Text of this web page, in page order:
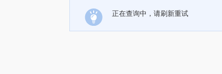
正在查询中，请刷新重试